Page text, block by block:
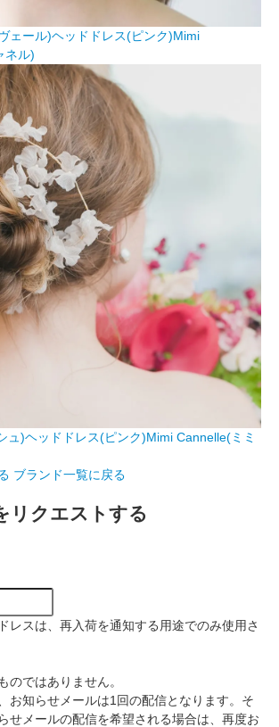
ェール)ヘッドドレス(ピンク)Mimi
ネル)
ュ)ヘッドドレス(ピンク)Mimi Cannelle(ミミ
ブランド一覧に戻る
リクエストする
レスは、再入荷を通知する用途でのみ使用さ
ではありません。
お知らせメールは1回の配信となります。そ
せメールの配信を希望される場合は、再度お